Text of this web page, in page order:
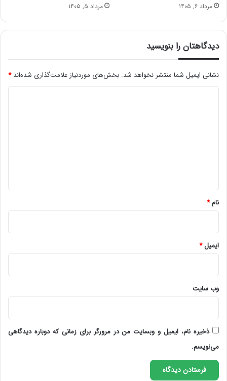
مرداد ۶, ۱۴۰۵ مرداد ۵, ۱۴۰۵
دیدگاهتان را بنویسید
نشانی ایمیل شما منتشر نخواهد شد. بخش‌های موردنیاز علامت‌گذاری شده‌اند*
نام*
ایمیل*
وب‌ سایت
ذخیره نام، ایمیل و وبسایت من در مرورگر برای زمانی که دوباره دیدگاهی
می‌نویسم.